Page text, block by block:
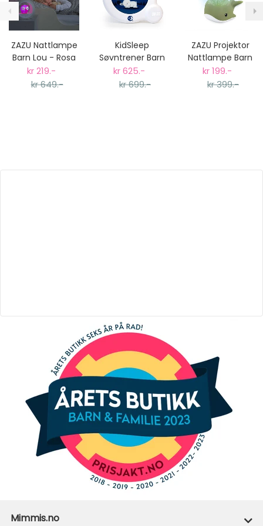
ZAZU Nattlampe
Barn Lou - Rosa
kr 219.-
kr 649.-
KidSleep
Søvntrener Barn
- Klokke med
Nattlampe og
kr 625.-
kr 699.-
ZAZU Projektor
Nattlampe Barn
- Wally Grønn
kr 199.-
kr 399.-
Mimmis.no